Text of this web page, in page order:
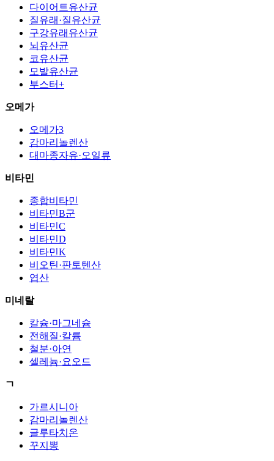
다이어트유산균
질유래·질유산균
구강유래유산균
뇌유산균
코유산균
모발유산균
부스터+
오메가
오메가3
감마리놀렌산
대마종자유·오일류
비타민
종합비타민
비타민B군
비타민C
비타민D
비타민K
비오틴·판토텐산
엽산
미네랄
칼슘·마그네슘
전해질·칼륨
철분·아연
셀레늄·요오드
ㄱ
가르시니아
감마리놀렌산
글루타치온
꾸지뽕